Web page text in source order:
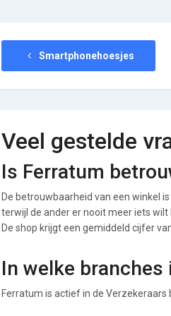
Smartphonehoesjes
Veel gestelde
Is Ferratum
De betrouwbaarheid van een winkel
terwijl de ander er nooit meer iets
De shop krijgt een gemiddeld cijfer
In welke
Ferratum is actief in de Verzekeraars